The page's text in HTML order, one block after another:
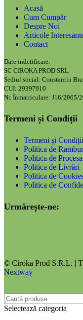
Acasă
Cum Cumpăr
Despre Noi
Articole
Contact
Date indetificare:
SC CIROKA PROD SRL
Sediul social: Constantin
CUI: 29397910
Nr. Înmatriculare: J16/2065/
Termeni și Condiții
Termeni și
Politica de
Politica de
Politica de Livrări
Politica de
Politica de
Urmărește-ne:
© Ciroka Prod S.R.L. |
Nextway
Selectează categoria